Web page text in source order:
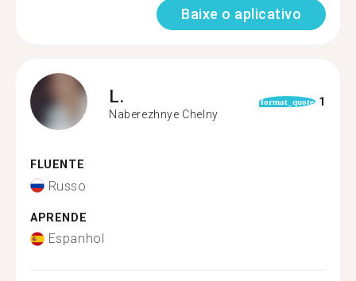
Baixe o aplicativo
L.
Naberezhnye Chelny
format_quote 1
FLUENTE
Russo
APRENDE
Espanhol